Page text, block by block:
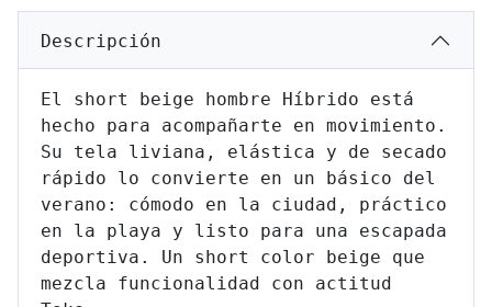
Descripción
El short beige hombre Híbrido está
hecho para acompañarte en movimiento.
Su tela liviana, elástica y de secado
rápido lo convierte en un básico del
verano: cómodo en la ciudad, práctico
en la playa y listo para una escapada
deportiva. Un short color beige que
mezcla funcionalidad con actitud